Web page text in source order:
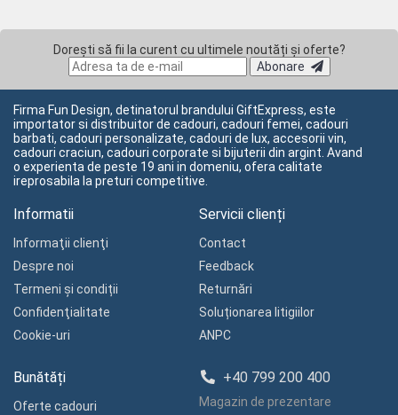
Dorești să fii la curent cu ultimele noutăți și oferte?
Abonare
Firma Fun Design, detinatorul brandului GiftExpress, este
importator si distribuitor de cadouri, cadouri femei, cadouri
barbati, cadouri personalizate, cadouri de lux, accesorii vin,
cadouri craciun, cadouri corporate si bijuterii din argint. Avand
o experienta de peste 19 ani in domeniu, ofera calitate
ireprosabila la preturi competitive.
Informatii
Informaţii clienţi
Despre noi
Termeni și condiții
Confidenţialitate
Cookie-uri
Servicii clienți
Contact
Feedback
Returnări
Soluționarea litigiilor
ANPC
Bunătăți
Oferte cadouri
+40 799 200 400
Magazin de prezentare